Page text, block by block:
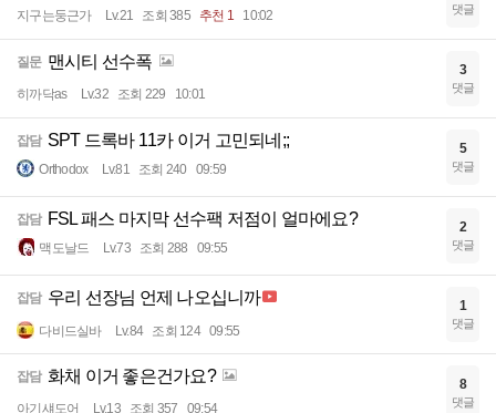
지구는둥근가 Lv.21 조회 385 추천 1 10:02 댓글
질문 맨시티 선수폭
히까닥as Lv.32 조회 229 10:01
3
댓글
잡담 SPT 드록바 11카 이거 고민되네;;
Orthodox Lv.81 조회 240 09:59
5
댓글
잡담 FSL 패스 마지막 선수팩 저점이 얼마에요?
맥도날드 Lv.73 조회 288 09:55
2
댓글
잡담 우리 선장님 언제 나오십니까
다비드실바 Lv.84 조회 124 09:55
1
댓글
잡담 화채 이거 좋은건가요?
아기섀도어 Lv.13 조회 357 09:54
8
댓글